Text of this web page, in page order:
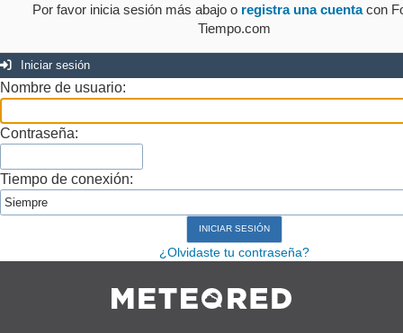
Por favor inicia sesión más abajo o registra una cuentacon
Tiempo.com
Iniciar sesión
Nombre de usuario:
Contraseña:
Tiempo de conexión:
¿Olvidaste tu contraseña?